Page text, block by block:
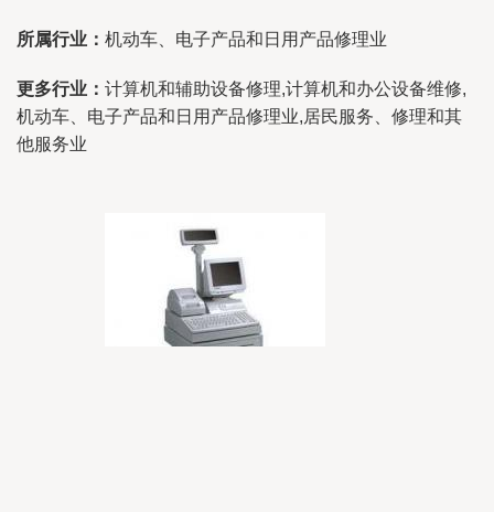
所属行业： 机动车、电子产品和日用产品修理业
更多行业： 计算机和辅助设备修理,计算机和办公设备维修,
机动车、电子产品和日用产品修理业,居民服务、修理和其
他服务业